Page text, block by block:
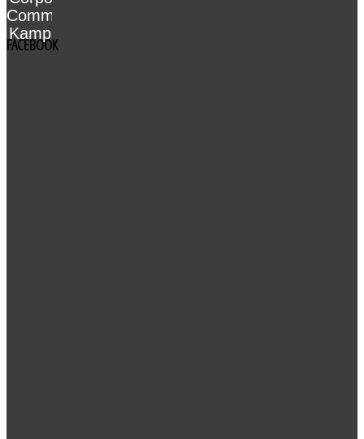
Communication
Kampagne
FACEBOOK